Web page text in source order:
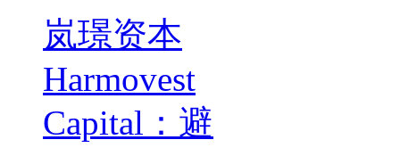
岚璟资本
Harmovest
Capital：避